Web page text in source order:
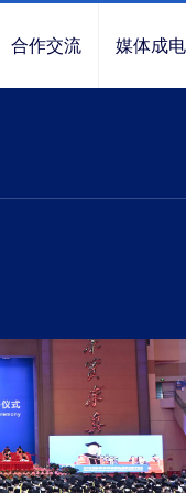
合作交流 媒体成电